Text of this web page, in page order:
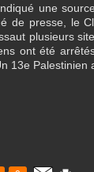
une
de presse, le
plusieurs
ont été
13e